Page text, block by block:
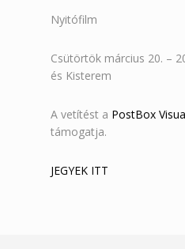
Nyitófilm
Csütörtök március 20. –
és Kisterem
A vetítést a PostBox
támogatja.
JEGYEK ITT